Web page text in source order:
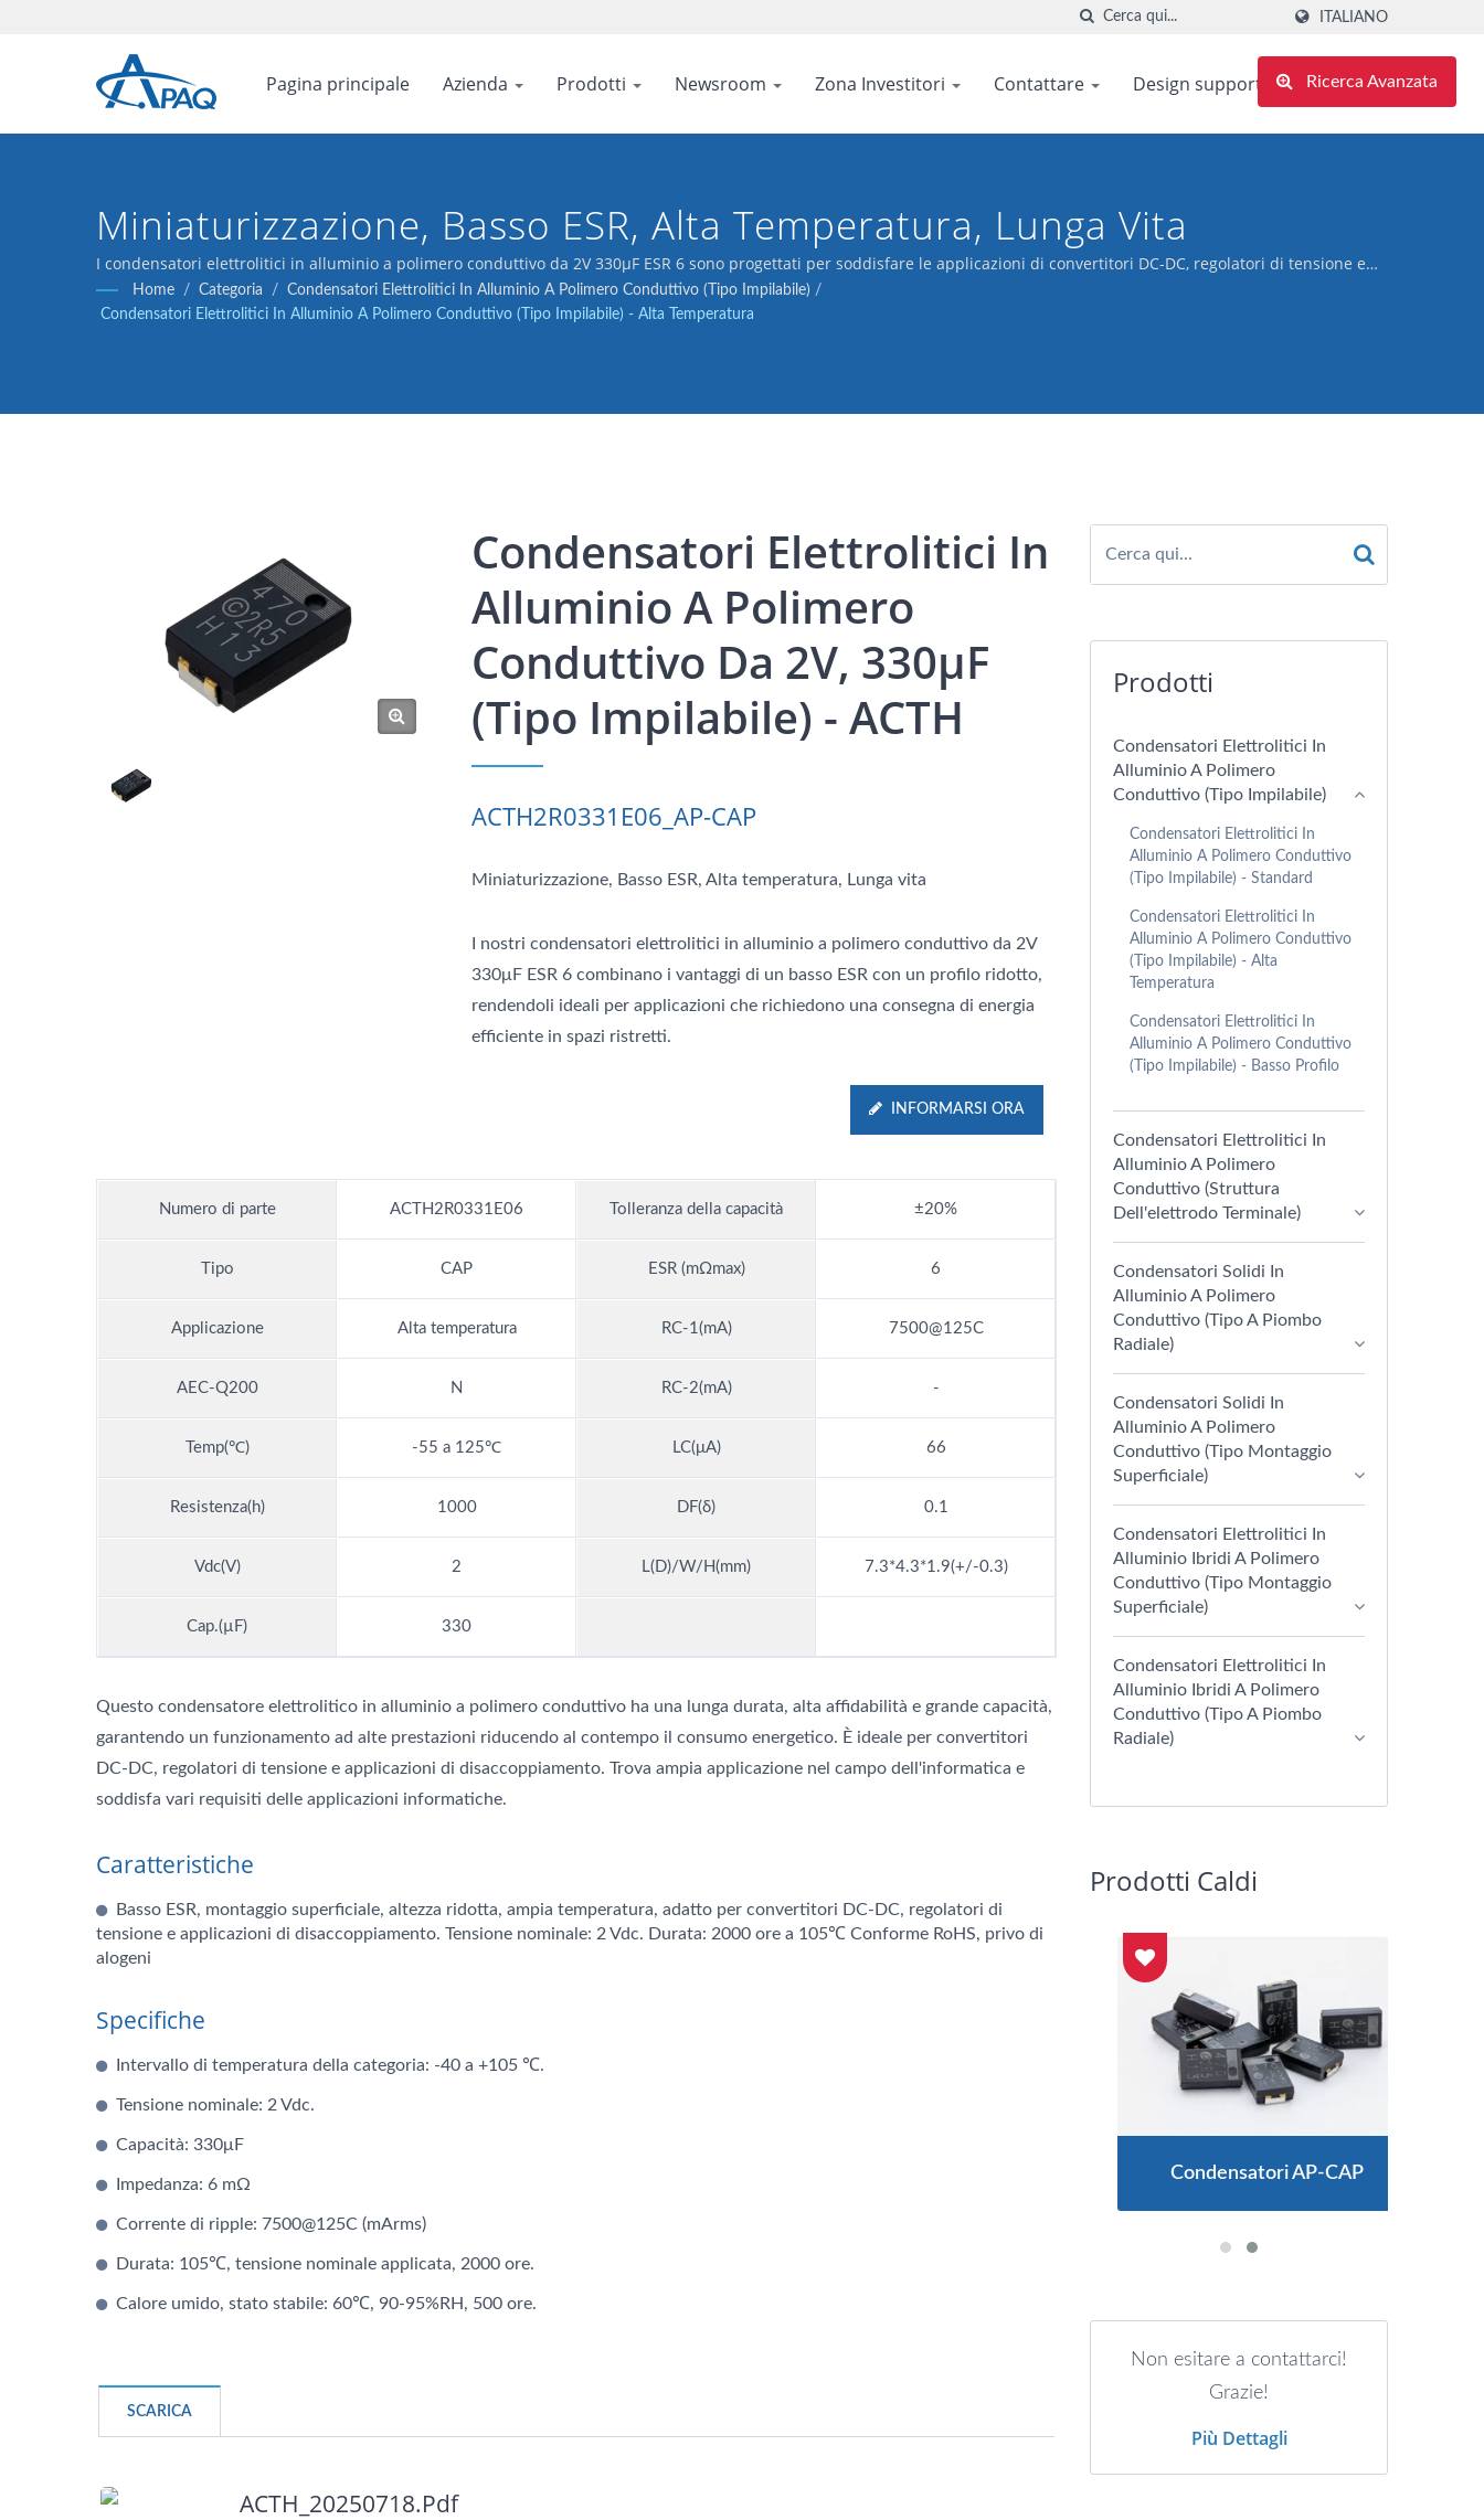
ITALIANO
Pagina principale Azienda Prodotti Newsroom Zona Investitori Contattare Design support Ricerca Avanzata
Miniaturizzazione, Basso ESR, Alta Temperatura, Lunga Vita
I condensatori elettrolitici in alluminio a polimero conduttivo da 2V 330μF ESR 6 sono progettati per soddisfare le applicazioni di convertitori DC-DC, regolatori di tensione e
disaccoppiamento.
Home / Categoria / Condensatori Elettrolitici In Alluminio A Polimero Conduttivo (tipo Impilabile) /
Condensatori Elettrolitici In Alluminio A Polimero Conduttivo (Tipo Impilabile) - Alta Temperatura
Condensatori Elettrolitici In
Alluminio A Polimero
Conduttivo Da 2V, 330μF
(Tipo Impilabile) - ACTH
ACTH2R0331E06_AP-CAP
Miniaturizzazione, Basso ESR, Alta temperatura, Lunga vita
I nostri condensatori elettrolitici in alluminio a polimero conduttivo da 2V
330μF ESR 6 combinano i vantaggi di un basso ESR con un profilo ridotto,
rendendoli ideali per applicazioni che richiedono una consegna di energia
efficiente in spazi ristretti.
INFORMARSI ORA
Numero di parte ACTH2R0331E06 Tolleranza della capacità ±20%
Tipo CAP ESR (mΩmax) 6
Applicazione Alta temperatura RC-1(mA) 7500@125C
AEC-Q200 N RC-2(mA) -
Temp(℃) -55 a 125℃ LC(μA) 66
Resistenza(h) 1000 DF(δ) 0.1
Vdc(V) 2 L(D)/W/H(mm) 7.3*4.3*1.9(+/-0.3)
Cap.(µF) 330
Questo condensatore elettrolitico in alluminio a polimero conduttivo ha una lunga durata, alta affidabilità e grande capacità,
garantendo un funzionamento ad alte prestazioni riducendo al contempo il consumo energetico. È ideale per convertitori
DC-DC, regolatori di tensione e applicazioni di disaccoppiamento. Trova ampia applicazione nel campo dell'informatica e
soddisfa vari requisiti delle applicazioni informatiche.
Caratteristiche
Basso ESR, montaggio superficiale, altezza ridotta, ampia temperatura, adatto per convertitori DC-DC, regolatori di
tensione e applicazioni di disaccoppiamento. Tensione nominale: 2 Vdc. Durata: 2000 ore a 105℃ Conforme RoHS, privo di
alogeni
Specifiche
Intervallo di temperatura della categoria: -40 a +105 ℃.
Tensione nominale: 2 Vdc.
Capacità: 330μF
Impedanza: 6 mΩ
Corrente di ripple: 7500@125C (mArms)
Durata: 105℃, tensione nominale applicata, 2000 ore.
Calore umido, stato stabile: 60℃, 90-95%RH, 500 ore.
SCARICA
ACTH_20250718.pdf
Prodotti
Condensatori Elettrolitici In
Alluminio A Polimero
Conduttivo (tipo Impilabile)
Condensatori Elettrolitici In
Alluminio A Polimero Conduttivo
(tipo Impilabile) - Standard
Condensatori Elettrolitici In
Alluminio A Polimero Conduttivo
(Tipo Impilabile) - Alta
Temperatura
Condensatori Elettrolitici In
Alluminio A Polimero Conduttivo
(Tipo Impilabile) - Basso Profilo
Condensatori Elettrolitici In
Alluminio A Polimero
Conduttivo (struttura
Dell'elettrodo Terminale)
Condensatori Solidi In
Alluminio A Polimero
Conduttivo (Tipo A Piombo
Radiale)
Condensatori Solidi In
Alluminio A Polimero
Conduttivo (tipo Montaggio
Superficiale)
Condensatori Elettrolitici In
Alluminio Ibridi A Polimero
Conduttivo (tipo Montaggio
Superficiale)
Condensatori Elettrolitici In
Alluminio Ibridi A Polimero
Conduttivo (Tipo A Piombo
Radiale)
Prodotti Caldi
Condensatori Ibridi Condensatori AP-CAP
Non esitare a contattarci!
Grazie!
Più Dettagli